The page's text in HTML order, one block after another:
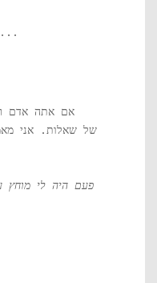
חחחחח, הלוואי שיהיה לנו אמיתי ...
אם אתה אדם
של שאלות. אני